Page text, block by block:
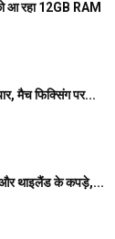
आ रहा 12GB RAM
मैच फिक्सिंग पर...
और थाइलैंड के कपड़े,...